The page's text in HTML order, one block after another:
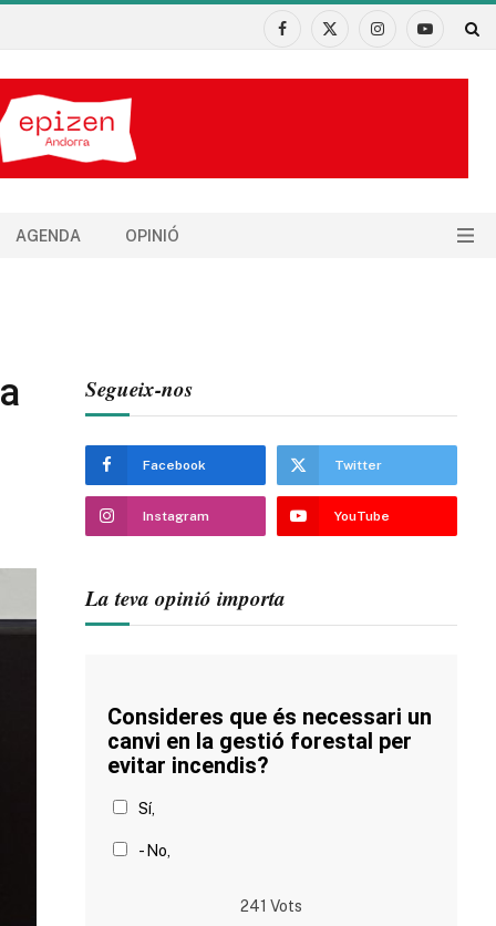
Facebook
X
InstagramYouTube
AGENDA OPINIÓ
Segueix-nos
Facebook Twitter
Instagram YouTube
La teva opinió importa
Consideres que és necessari un
canvi en la gestió forestal per
evitar incendis?
Sí,
- No,
241 Vots